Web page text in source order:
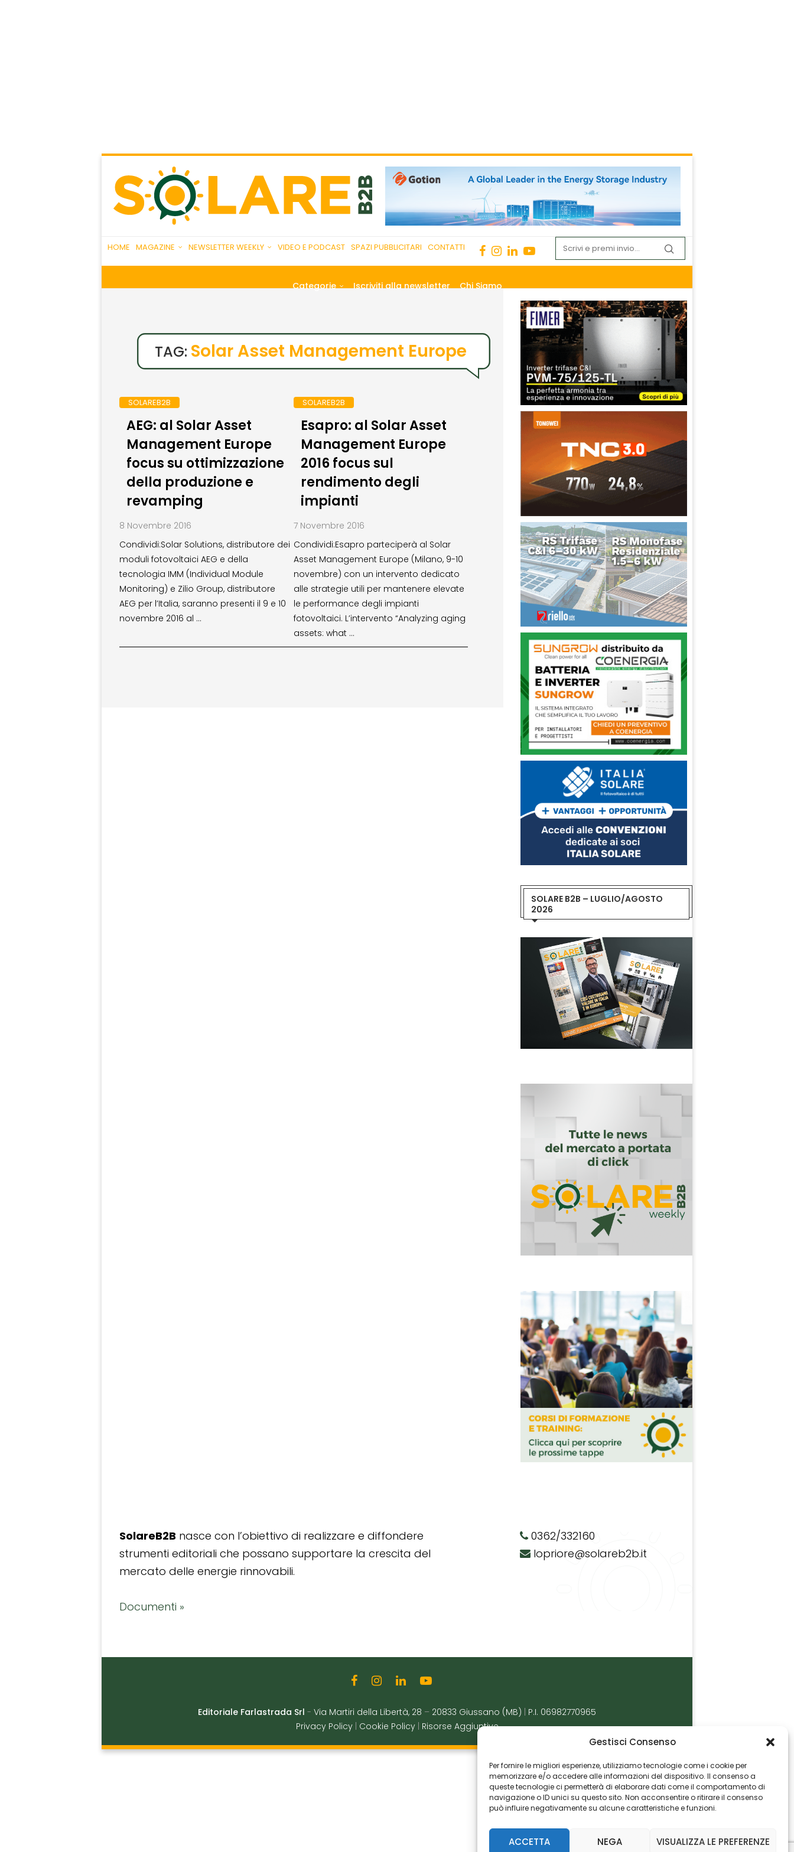
Gestisci Consenso
Per fornire le migliori esperienze, utilizziamo tecnologie come i cookie per
memorizzare e/o accedere alle informazioni del dispositivo. Il consenso a
queste tecnologie ci permetterà di elaborare dati come il comportamento di
navigazione o ID unici su questo sito. Non acconsentire o ritirare il consenso
può influire negativamente su alcune caratteristiche e funzioni.
ACCETTA NEGA VISUALIZZA LE PREFERENZE
HOME MAGAZINE NEWSLETTER WEEKLY VIDEO E PODCAST SPAZI PUBBLICITARI CONTATTI
Categorie Iscriviti alla newsletter Chi Siamo
TAG: Solar Asset Management Europe
SOLAREB2B
AEG: al Solar Asset
Management Europe
focus su ottimizzazione
della produzione e
revamping
8 Novembre 2016
Condividi:Solar Solutions, distributore dei
moduli fotovoltaici AEG e della
tecnologia IMM (Individual Module
Monitoring) e Zilio Group, distributore
AEG per l’Italia, saranno presenti il 9 e 10
novembre 2016 al …
SOLAREB2B
Esapro: al Solar Asset
Management Europe
2016 focus sul
rendimento degli
impianti
7 Novembre 2016
Condividi:Esapro parteciperà al Solar
Asset Management Europe (Milano, 9-10
novembre) con un intervento dedicato
alle strategie utili per mantenere elevate
le performance degli impianti
fotovoltaici. L’intervento “Analyzing aging
assets: what …
SOLARE B2B – LUGLIO/AGOSTO
2026
SolareB2B nasce con l’obiettivo di realizzare e diffondere
strumenti editoriali che possano supportare la crescita del
mercato delle energie rinnovabili.
Documenti »
0362/332160
lopriore@solareb2b.it
Editoriale Farlastrada Srl - Via Martiri della Libertà, 28 – 20833 Giussano (MB)
P.I. 06982770965
Privacy Policy
Cookie Policy Risorse Aggiuntive